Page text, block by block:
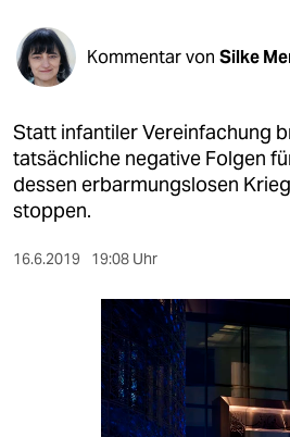
öko
gesellschaft
kultur
sport
berlin
Kommentar von Silke
Statt infantiler Vereinfachung
tatsächliche negative Folgen
dessen erbarmungslosen
stoppen.
16.6.2019 19:08 Uhr